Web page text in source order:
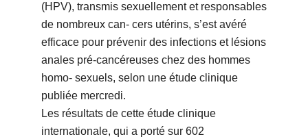
(HPV), transmis sexuellement et responsables
de nombreux can- cers utérins, s’est avéré
efficace pour prévenir des infections et lésions
anales pré-cancéreuses chez des hommes
homo- sexuels, selon une étude clinique
publiée mercredi.
Les résultats de cette étude clinique
internationale, qui a porté sur 602